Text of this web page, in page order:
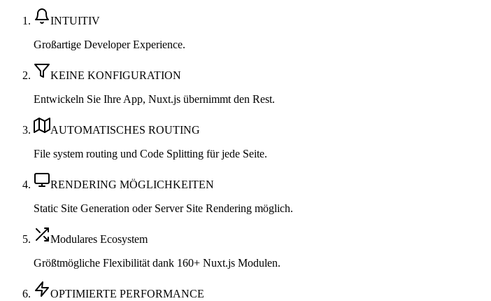
INTUITIV
Großartige Developer Experience.
KEINE KONFIGURATION
Entwickeln Sie Ihre App, Nuxt.js übernimmt den Rest.
AUTOMATISCHES ROUTING
File system routing und Code Splitting für jede Seite.
RENDERING MÖGLICHKEITEN
Static Site Generation oder Server Site Rendering möglich.
Modulares Ecosystem
Größtmögliche Flexibilität dank 160+ Nuxt.js Modulen.
OPTIMIERTE PERFORMANCE